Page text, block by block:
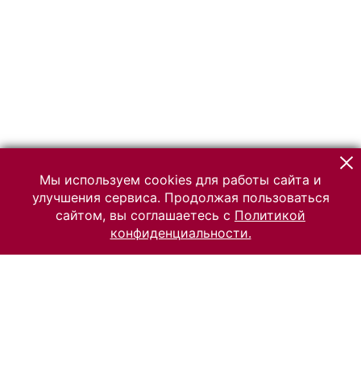
Мы используем cookies для работы сайта и
улучшения сервиса. Продолжая пользоваться
сайтом, вы соглашаетесь с Политикой
конфиденциальности.